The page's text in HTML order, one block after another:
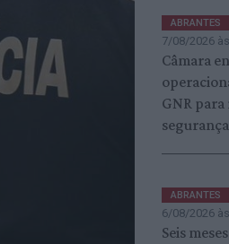
ABRANTES
7/08/2026
Câmara
GNR
ABRANTES
6/08/2026
Seis